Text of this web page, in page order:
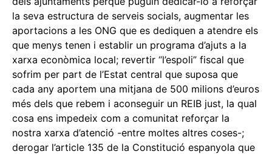
la seva estructura de serveis socials, augmentar les
aportacions a les ONG que es dediquen a atendre els
que menys tenen i establir un programa d’ajuts a la
xarxa econòmica local; revertir “l’espoli” fiscal que
sofrim per part de l’Estat central que suposa que
cada any aportem una mitjana de 500 milions d’euros
més dels que rebem i aconseguir un REIB just, la qual
cosa ens impedeix com a comunitat reforçar la
nostra xarxa d’atenció -entre moltes altres coses-;
derogar l’article 135 de la Constitució espanyola que